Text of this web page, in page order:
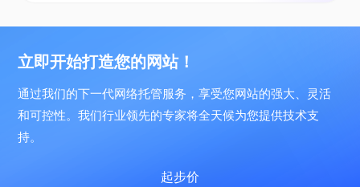
立即开始打造您的网站！
通过我们的下一代网络托管服务，享受您网站的强大、灵活
和可控性。我们行业领先的专家将全天候为您提供技术支
持。
起步价